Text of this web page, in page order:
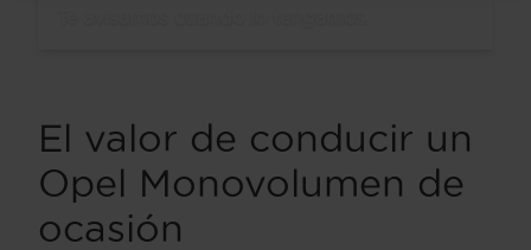
El valor de conducir un
Opel Monovolumen de
ocasión